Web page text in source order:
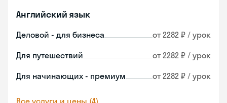
Английский язык
Деловой - для бизнеса от 2282 ₽ / урок
Для путешествий от 2282 ₽ / урок
Для начинающих - премиум от 2282 ₽ / урок
Все услуги и цены (4)